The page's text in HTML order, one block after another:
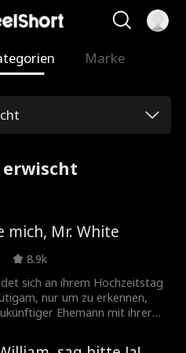
Marke
erwischt
mich, Mr. White
8.9k
sich an ihrem Hochzeitstag
nur um zu erkennen,
Ehemann mit ihrer
der lachende Bestand der